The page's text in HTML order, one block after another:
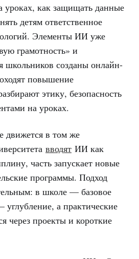
уроках, как защищать данные
детям ответственное
Элементы ИИ уже
грамотность» и
школьников созданы онлайн-
повышение
этику, безопасность
на уроках.
движется в том же
вводят ИИ как
часть запускает новые
программы. Подход
в школе — базовое
а практические
через проекты и короткие